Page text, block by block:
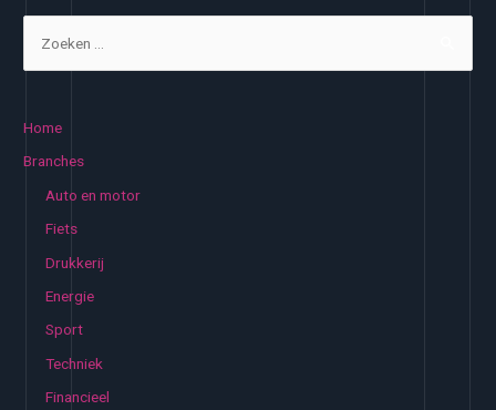
Uw
online
succes
Home
Branches
Auto en motor
Fiets
Drukkerij
Energie
Sport
Techniek
Financieel